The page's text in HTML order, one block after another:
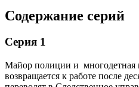
Содержание серий
Серия 1
Майор полиции и многодетная
возвращается к работе после